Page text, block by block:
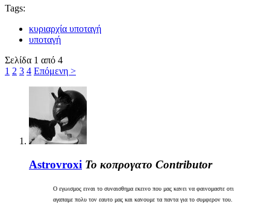
Tags:
κυριαρχία υποταγή
υποταγή
Σελίδα 1 από 4
1 2 3 4 Επόμενη >
Astrovroxi Το κοπρογατο Contributor
Ο εγωισμος ειναι το συναισθημα εκεινο που μας κανει να φαινομαστε οτι
αγαπαμε πολυ τον εαυτο μας και κανουμε τα παντα για το συμφερον του.